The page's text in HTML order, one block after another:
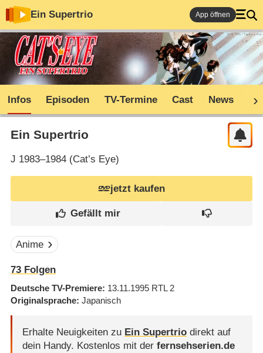
Ein Supertrio App öffnen
Infos Episoden TV-Termine Cast News
Ein Supertrio
J 1983–1984 (Cat’s Eye)
jetzt kaufen
Anime
73Folgen
Deutsche TV-Premiere 13.11.1995 RTL 2
Originalsprache Japanisch
Erhalte Neuigkeiten zu Ein Supertriodirekt auf
dein Handy. Kostenlos mit der fernsehserien.de